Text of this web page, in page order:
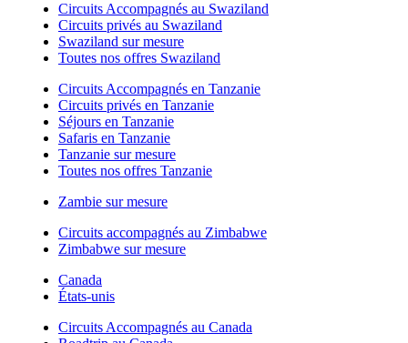
Circuits Accompagnés au Swaziland
Circuits privés au Swaziland
Swaziland sur mesure
Toutes nos offres Swaziland
Circuits Accompagnés en Tanzanie
Circuits privés en Tanzanie
Séjours en Tanzanie
Safaris en Tanzanie
Tanzanie sur mesure
Toutes nos offres Tanzanie
Zambie sur mesure
Circuits accompagnés au Zimbabwe
Zimbabwe sur mesure
Canada
États-unis
Circuits Accompagnés au Canada